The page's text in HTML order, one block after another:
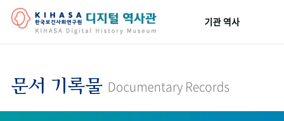
기관 역사
기관 변천사
문서 기록물 Documentary Records